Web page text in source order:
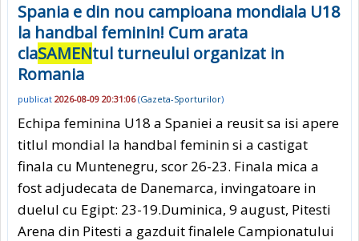
Spania e din nou campioana mondiala U18
la handbal feminin! Cum arata
claSAMENtul turneului organizat in
Romania
publicat 2026-08-09 20:31:06(Gazeta-Sporturilor)
Echipa feminina U18 a Spaniei a reusit sa isi apere
titlul mondial la handbal feminin si a castigat
finala cu Muntenegru, scor 26-23. Finala mica a
fost adjudecata de Danemarca, invingatoare in
duelul cu Egipt: 23-19.Duminica, 9 august, Pitesti
Arena din Pitesti a gazduit finalele Campionatului